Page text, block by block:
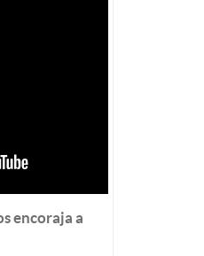
encoraja a